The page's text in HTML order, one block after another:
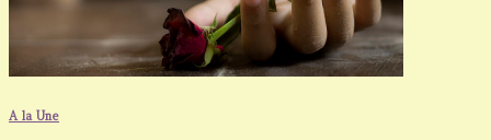
A la Une